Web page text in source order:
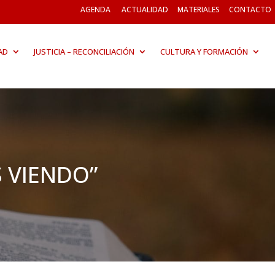
AGENDA ACTUALIDAD MATERIALES CONTACTO
JUSTICIA – RECONCILIACIÓN CULTURA Y FORMACIÓN